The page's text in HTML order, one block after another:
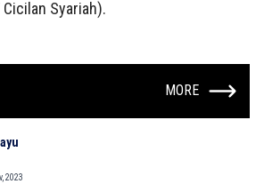
Cicilan Syariah).
MORE
2023